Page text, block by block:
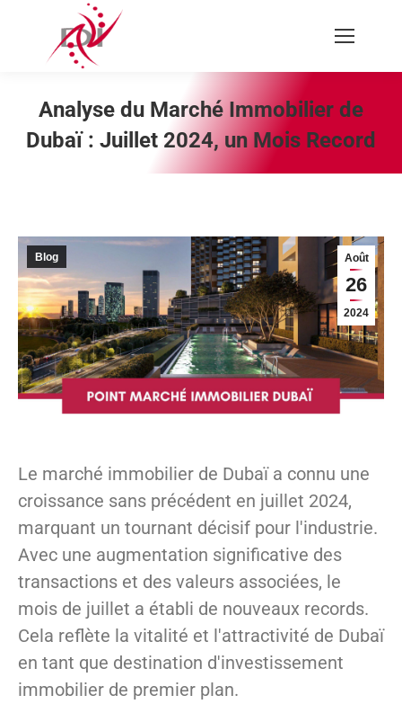
Recherche
:
Analyse du Marché Immobilier de
Dubaï : Juillet 2024, un Mois Record
Vous êtes ici :
Août
26
2024
Blog
Le marché immobilier de Dubaï a connu une
croissance sans précédent en juillet 2024,
marquant un tournant décisif pour l'industrie.
Avec une augmentation significative des
transactions et des valeurs associées, le
mois de juillet a établi de nouveaux records.
Cela reflète la vitalité et l'attractivité de Dubaï
en tant que destination d'investissement
immobilier de premier plan.